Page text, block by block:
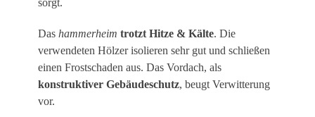
sorgt.
Das hammerheim trotzt Hitze & Kälte. Die
verwendeten Hölzer isolieren sehr gut und schließen
einen Frostschaden aus. Das Vordach, als
konstruktiver Gebäudeschutz, beugt Verwitterung
vor.